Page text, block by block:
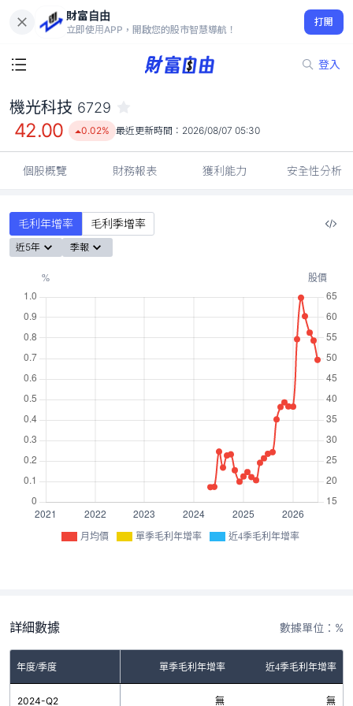
財富自由
立即使用APP，開啟您的股市智慧導航！
打開
登入
42.00
0.02%
機光科技 6729
42.00 0.02% 最近更新時間： 2026/08/07 05:30
個股概覽 財務報表 獲利能力 安全性分析
毛利年增率 毛利季增率
近5年 季報
月均價 單季毛利年增率 近4季毛利年增率
詳細數據 數據單位：%
年度/季度 單季毛利年增率 近4季毛利年增率
2024-Q2 無 無